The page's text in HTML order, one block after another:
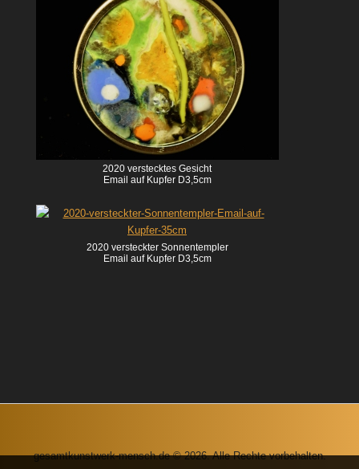
2020 verstecktes Gesicht
Email auf Kupfer D3,5cm
2020 versteckter Sonnentempler
Email auf Kupfer D3,5cm
gesamtkunstwerk-mensch.de © 2026. Alle Rechte vorbehalten.